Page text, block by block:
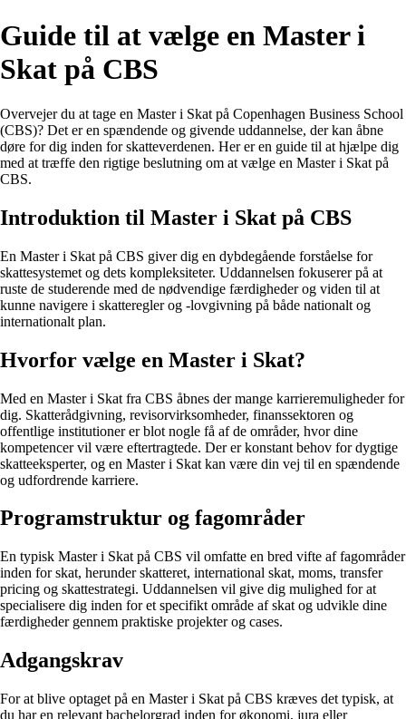
Guide til at vælge en Master i
Skat på CBS
Overvejer du at tage en Master i Skat på Copenhagen Business School
(CBS)? Det er en spændende og givende uddannelse, der kan åbne
døre for dig inden for skatteverdenen. Her er en guide til at hjælpe dig
med at træffe den rigtige beslutning om at vælge en Master i Skat på
CBS.
Introduktion til Master i Skat på CBS
En Master i Skat på CBS giver dig en dybdegående forståelse for
skattesystemet og dets kompleksiteter. Uddannelsen fokuserer på at
ruste de studerende med de nødvendige færdigheder og viden til at
kunne navigere i skatteregler og -lovgivning på både nationalt og
internationalt plan.
Hvorfor vælge en Master i Skat?
Med en Master i Skat fra CBS åbnes der mange karrieremuligheder for
dig. Skatterådgivning, revisorvirksomheder, finanssektoren og
offentlige institutioner er blot nogle få af de områder, hvor dine
kompetencer vil være eftertragtede. Der er konstant behov for dygtige
skatteeksperter, og en Master i Skat kan være din vej til en spændende
og udfordrende karriere.
Programstruktur og fagområder
En typisk Master i Skat på CBS vil omfatte en bred vifte af fagområder
inden for skat, herunder skatteret, international skat, moms, transfer
pricing og skattestrategi. Uddannelsen vil give dig mulighed for at
specialisere dig inden for et specifikt område af skat og udvikle dine
færdigheder gennem praktiske projekter og cases.
Adgangskrav
For at blive optaget på en Master i Skat på CBS kræves det typisk, at
du har en relevant bachelorgrad inden for økonomi, jura eller